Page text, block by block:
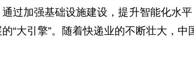
过加强基础设施建设，提升智能化水
“大引擎”。随着快递业的不断壮大，